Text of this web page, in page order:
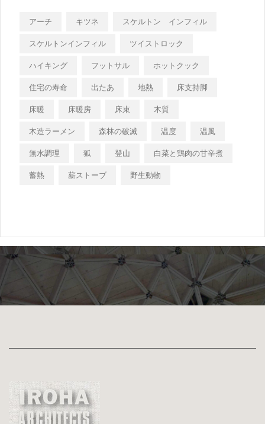
アーチ キツネ スケルトン インフィル
スケルトンインフィル ツイストロック
ハイキング フットサル ホットクック
住宅の寿命 出たあ 地熱 床支持脚
床暖 床暖房 床束 木質
木造ラーメン 森林の破滅 温度 温風
無水調理 狐 登山 白菜と鶏肉の甘辛煮
蓄熱 薪ストーブ 野生動物